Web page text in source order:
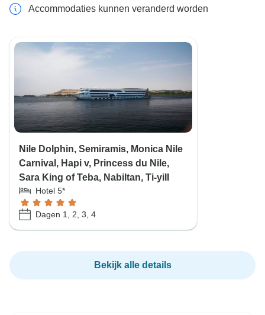
Accommodaties kunnen veranderd worden
Nile Dolphin, Semiramis, Monica Nile
Carnival, Hapi v, Princess du Nile,
Sara King of Teba, Nabiltan, Ti-yiII
Hotel 5*
Dagen 1, 2, 3, 4
Bekijk alle details